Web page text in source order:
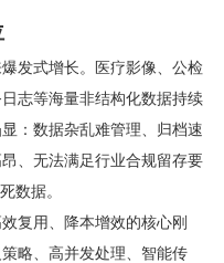
发式增长。医疗影像、公检
志等海量非结构化数据持续
：数据杂乱难管理、归档速
、无法满足行业合规留存要
数据。
复用、降本增效的核心刚
略、高并发处理、智能传